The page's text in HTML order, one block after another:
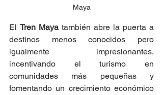
Maya
El Tren Maya también abre la puerta a
destinos menos conocidos pero
igualmente impresionantes,
incentivando el turismo en
comunidades más pequeñas y
fomentando un crecimiento económico